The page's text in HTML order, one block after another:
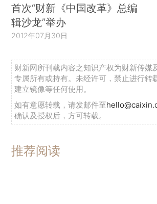
首次“财新《中国改革》总编
辑沙龙”举办
2012年07月30日
财新网所刊载内容之知识产权为财新传媒
专属所有或持有。未经许可，禁止进行转
建立镜像等任何使用。
如有意愿转载，请发邮件至
确认及授权后，方可转载。
推荐阅读